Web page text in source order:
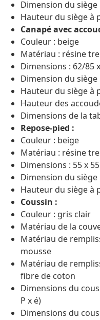
Dimension du siège
Hauteur du siège à
Canapé avec
Couleur : beige
Matériau : résine
Dimensions : 62/85
Dimension du siège
Hauteur du siège à
Hauteur des
Dimensions de la
Repose-pied :
Couleur : beige
Matériau : résine
Dimensions : 55 x
Dimension du siège
Hauteur du siège à
Coussin :
Couleur : gris clair
Matériau de la
Matériau de
mousse
Matériau de
fibre de coton
Dimensions du
P x é)
Dimensions du